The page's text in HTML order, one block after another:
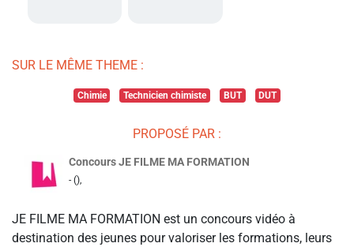
SUR LE MÊME THEME :
Chimie Technicien chimiste BUT DUT
PROPOSÉ PAR :
Concours JE FILME MA FORMATION
- (),
JE FILME MA FORMATION est un concours vidéo à
destination des jeunes pour valoriser les formations, leurs